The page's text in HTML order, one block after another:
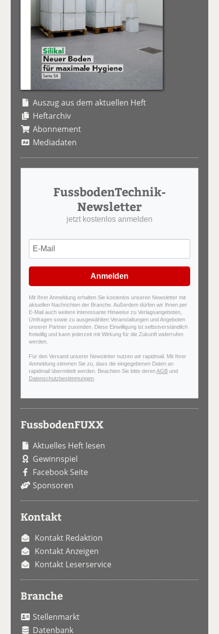
Auszug aus dem aktuellen Heft
Heftarchiv
Abonnement
Mediadaten
FussbodenTechnik-
Newsletter
jetzt kostenlos anmelden
Anmelden
Mit Ihrer Anmeldung erhalten Sie kostenlos unseren Newsletter mit
aktuellen Nachrichten der Branche. Außerdem dürfen wir Ihnen per
E-Mail auch weitere interessante Hinweise zu Verlagsangeboten,
Umfragen sowie zu ausgewählten Veranstaltungen und Angeboten
unserer Partner zusenden. Diese Einwilligung ist selbstverständlich
freiwillig und kann jederzeit mit Wirkung für die Zukunft widerrufen
werden.
Für den Versand unserer Newsletter nutzen wir rapidmail. Mit Ihrer
Anmeldung stimmen Sie zu, dass die eingegebenen Daten an
rapidmail übermittelt werden. Beachten Sie bitte derenAGB und
Datenschutzbestimmungen
FussbodenFUXX
Aktuelles Heft lesen
Gewinnspiel
Facebook Seite
Sponsoren
Kontakt
Kontakt Redaktion
Kontakt Anzeigen
Kontakt Leserservice
Branche
Stellenmarkt
Datenbank